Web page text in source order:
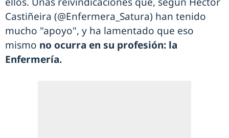
Castiñeira (@Enfermera_Satura) han tenido
mucho "apoyo", y ha lamentado que eso
mismo no ocurra en su profesión: la
Enfermería.